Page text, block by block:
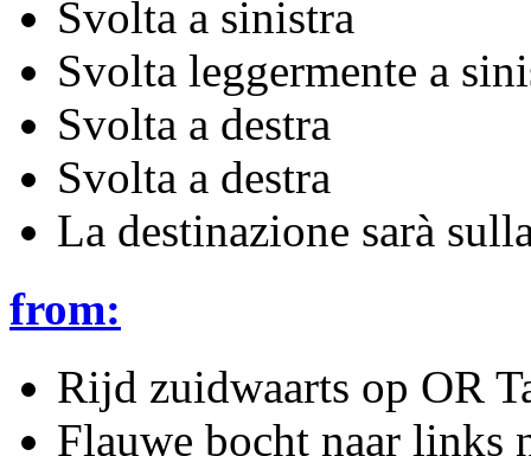
Svolta a sinistra
Svolta leggermente a
Svolta a destra
Svolta a destra
La destinazione sarà
from:
Rijd zuidwaarts op OR
Flauwe bocht naar links